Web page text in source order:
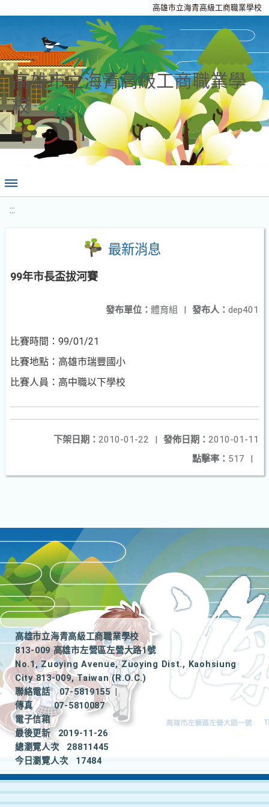
高雄市立海青高級工商職業學校
高雄市立海青高級工商職業學
校
:::
最新消息
99年市長盃拔河賽
發布人： dep401
發布單位： 體育組 |
比賽時間：99/01/21
比賽地點：高雄市瑞豐國小
比賽人員：高中職以下學校
發佈日期： 2010-01-11
下架日期： 2010-01-22
|
點擊率： 517 |
高雄市立海青高級工商職業學校
813-009 高雄市左營區左營大路1號
No.1, Zuoying Avenue, Zuoying Dist., Kaohsiung
City 813-009, Taiwan (R.O.C.)
聯絡電話
07-5819155
|
傳真
07-5810087
電子信箱
最後更新
2019-11-26
總瀏覽人次
28811445
今日瀏覽人次
17484